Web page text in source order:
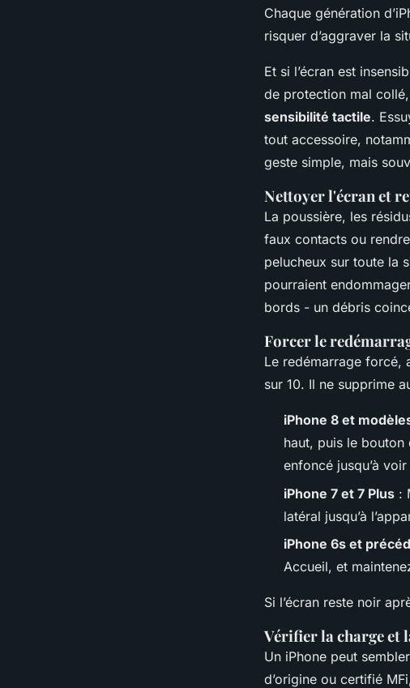
Chaque génération
risquer d’aggraver la
Et si l’écran est
de protection mal
sensibilité tactile.
tout accessoire,
geste simple, mais
Nettoyer l'écran et
La poussière, les
faux contacts ou
pelucheux sur toute la
pourraient
bords - un débris
Forcer le
Le redémarrage forcé,
sur 10. Il ne supprime
iPhone 8 et
haut, puis le
enfoncé jusqu’à
iPhone 7 et 7 Plus :
latéral jusqu’à
iPhone 6s et
Accueil, et
Si l’écran reste noir
Vérifier la charge et
Un iPhone peut
d’origine ou certifié